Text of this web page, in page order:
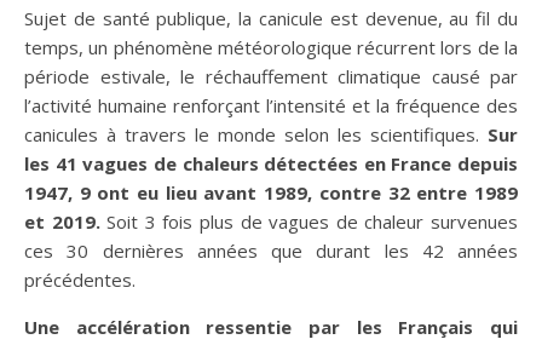
Sujet de santé publique, la canicule est devenue, au fil du
temps, un phénomène météorologique récurrent lors de la
période estivale, le réchauffement climatique causé par
l’activité humaine renforçant l’intensité et la fréquence des
canicules à travers le monde selon les scientifiques. Sur
les 41 vagues de chaleurs détectées en France depuis
1947, 9 ont eu lieu avant 1989, contre 32 entre 1989
et 2019.Soit 3 fois plus de vagues de chaleur survenues
ces 30 dernières années que durant les 42 années
précédentes.
Une accélération ressentie par les Français qui